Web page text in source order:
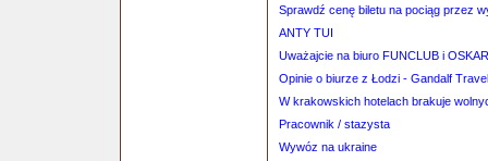
Sprawdź cenę biletu na pociąg przez
ANTY TUI
Uważajcie na biuro FUNCLUB i OSKAR
Opinie o biurze z Łodzi - Gandalf Travel
W krakowskich hotelach brakuje
Pracownik / stazysta
Wywóz na ukraine